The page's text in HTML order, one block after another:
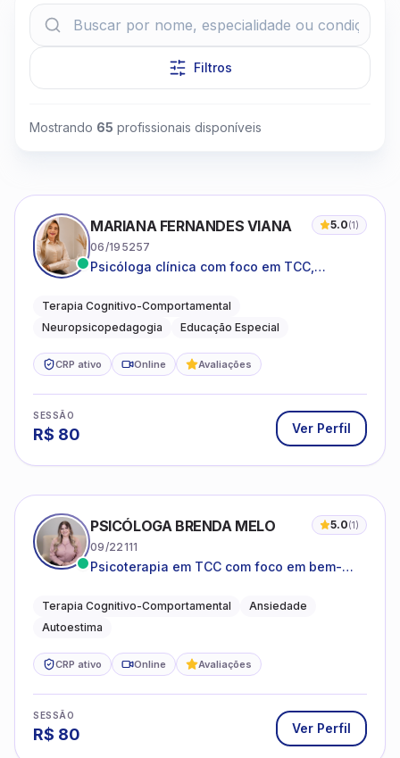
Filtros
Mostrando 65 profissionais disponíveis
MARIANA FERNANDES VIANA 5.0(1)
06/195257
Psicóloga clínica com foco em TCC,
do neurodesenvolvimento.
Terapia Cognitivo-Comportamental
Neuropsicopedagogia
Educação Especial
CRP ativo Online Avaliações
SESSÃO
R$ 80 Ver Perfil
PSICÓLOGA BRENDA MELO 5.0(1)
09/22111
Psicoterapia em TCC com foco em bem-
o cotidiano
Terapia Cognitivo-Comportamental
Ansiedade
Autoestima
CRP ativo Online Avaliações
SESSÃO
R$ 80 Ver Perfil